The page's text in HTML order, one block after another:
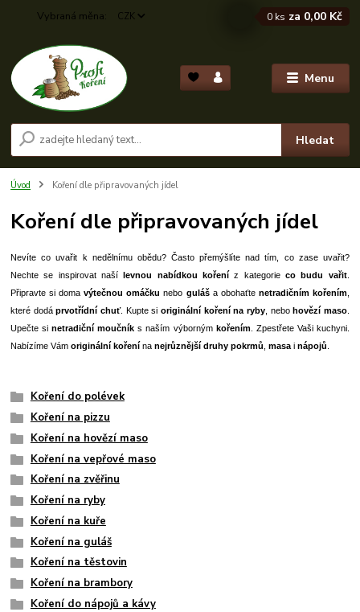
Menu
CZK
Hledat
0 ks za 0,00 Kč
Úvod Koření dle připravovaných jídel
Koření dle připravovaných jídel
Nevíte co uvařit k nedělnímu obědu? Často přemýšlíte nad tím, co zase uvařit?
Nechte se inspirovat našílevnou nabídkou koření z kategorieco budu vařit.
Připravte si domavýtečnou omáčku nebo guláš a obohaťte netradičním kořením,
které dodáprvotřídní chuť. Kupte si originální koření na ryby, nebohovězí maso.
Upečte sinetradiční moučník s naším výbornýmkořením. Zpestřete Vaši kuchyni.
Nabízíme Vámoriginální koření nanejrůznější druhy pokrmů ,masa inápojů
Koření do polévek
Koření na pizzu
Koření na hovězí maso
Koření na vepřové maso
Koření na zvěřinu
Koření na ryby
Koření na kuře
Koření na guláš
Koření na těstovin
Koření na brambory
Koření do nápojů a kávy